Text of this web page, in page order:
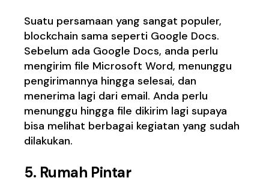
Suatu persamaan yang sangat populer,
blockchain sama seperti Google Docs.
Sebelum ada Google Docs, anda perlu
mengirim file Microsoft Word, menunggu
pengirimannya hingga selesai, dan
menerima lagi dari email. Anda perlu
menunggu hingga file dikirim lagi supaya
bisa melihat berbagai kegiatan yang sudah
dilakukan.
5. Rumah Pintar